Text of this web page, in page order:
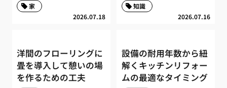
2026.07.18
家
2026.07.16
知識
洋間のフローリングに
畳を導入して憩いの場
を作るための工夫
設備の耐用年数から紐
解くキッチンリフォー
ムの最適なタイミング